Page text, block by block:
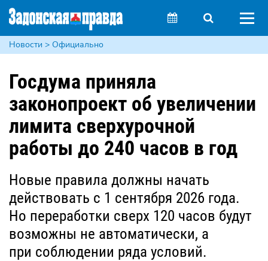
Новости > Официально
Госдума приняла
законопроект об увеличении
лимита сверхурочной
работы до 240 часов в год
Новые правила должны начать
действовать с 1 сентября 2026 года.
Но переработки сверх 120 часов будут
возможны не автоматически, а
при соблюдении ряда условий.